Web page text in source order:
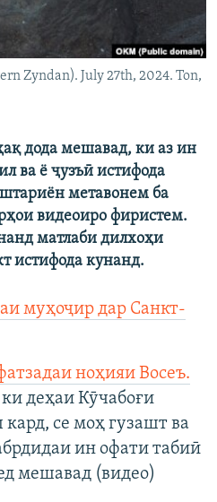
Zyndan). July 27th, 2024. Ton,
дода мешавад, ки аз ин
ва ё ҷузъӣ истифода
метавонем ба
видеоиро фиристем.
матлаби дилхоҳи
истифода кунанд.
муҳоҷир дар Санкт-
ноҳияи Восеъ.
деҳаи Кӯчабоғи
се моҳ гузашт ва
ин офати табиӣ
мешавад (видео)